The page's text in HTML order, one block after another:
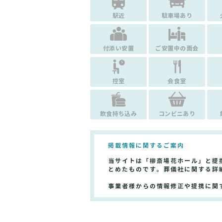
駅近 駐車場あり
付添い安置 ご安置中の面会
控室 会食室
飲食持ち込み コンビニあり
掲載情報に関するご案内
当サイトは「柳斎場花ホール」と
とめたものです。葬儀社に関する
事業者様からの情報修正や提携に